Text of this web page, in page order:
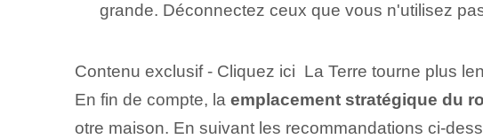
grande. Déconnectez ceux que vous n'utilisez
Contenu exclusif - Cliquez ici La Terre tourne plus
En fin de compte, la emplacement stratégique du
otre maison. En suivant les recommandations ci-